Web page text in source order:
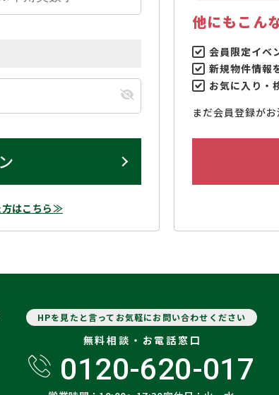
方はこちら≫
他にもこん
会員限定イベ
新規物件情報
お気に入り・
まだ会員登録が
HPを見たと言ってお気軽にお問い合わせください
無料相談・お電話窓口
0120-620-017